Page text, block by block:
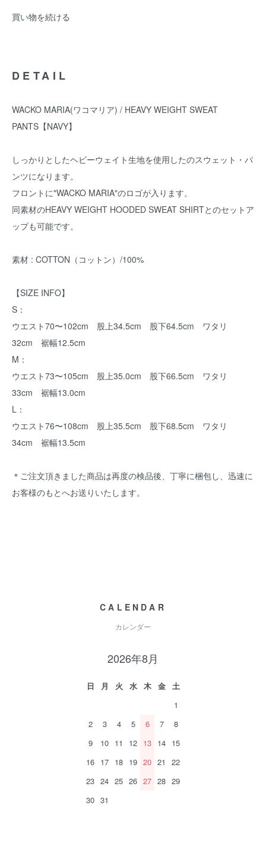
買い物を続ける
DETAIL
WACKO MARIA(ワコマリア) / HEAVY WEIGHT SWEAT
PANTS【NAVY】
しっかりとしたヘビーウェイト生地を使用したのスウェット・パ
ンツになります。
フロントに"WACKO MARIA"のロゴが入ります。
同素材のHEAVY WEIGHT HOODED SWEAT SHIRTとのセットア
ップも可能です。
素材 : COTTON（コットン）/100%
【SIZE INFO】
S：
ウエスト70〜102cm 股上34.5cm 股下64.5cm ワタリ
32cm 裾幅12.5cm
M：
ウエスト73〜105cm 股上35.0cm 股下66.5cm ワタリ
33cm 裾幅13.0cm
L：
ウエスト76〜108cm 股上35.5cm 股下68.5cm ワタリ
34cm 裾幅13.5cm
＊ご注文頂きました商品は再度の検品後、丁寧に梱包し、迅速に
お客様のもとへお送りいたします。
CALENDAR
カレンダー
2026年8月
日 月 火 水 木 金
土
1
2
3 4 5 6 7
8
9
10 11 12 13 14 15
16 17 18 19 20 21
22
23 24 25 26 27 28 29
30 31